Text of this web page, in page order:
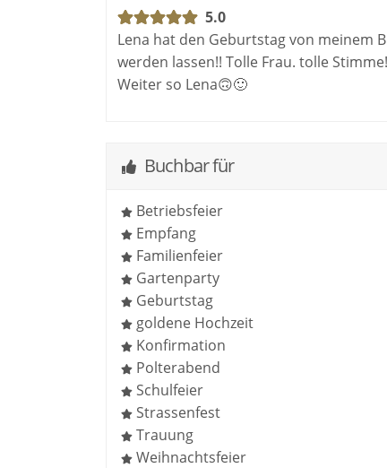
5.0
Lena hat den Geburtstag von meinem
werden lassen!! Tolle Frau. tolle Stimme!
Weiter so Lena🙃🙂
Buchbar für
Betriebsfeier
Empfang
Familienfeier
Gartenparty
Geburtstag
goldene Hochzeit
Konfirmation
Polterabend
Schulfeier
Strassenfest
Trauung
Weihnachtsfeier